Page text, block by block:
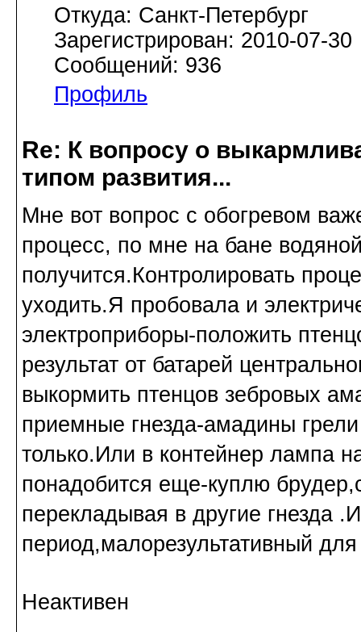
Откуда: Cанкт-Петербург
Зарегистрирован: 2010-07-30
Сообщений: 936
Профиль
Re: К вопросу о
типом развития...
Мне вот вопрос с обогревом
процесс, по мне на бане
получится.Контролировать
уходить.Я пробовала и
электроприборы-положить
результат от батарей
выкормить птенцов зебровых
приемные гнезда-амадины
только.Или в контейнер лампа
понадобится еще-куплю
перекладывая в другие гнезда
период,малорезультативный
Неактивен